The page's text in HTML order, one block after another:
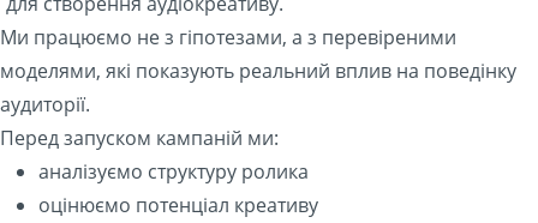
Ми працюємо не з гіпотезами, а з перевіреними
моделями, які показують реальний вплив на поведінку
аудиторії.
Перед запуском кампаній ми:
аналізуємо структуру ролика
оцінюємо потенціал креативу